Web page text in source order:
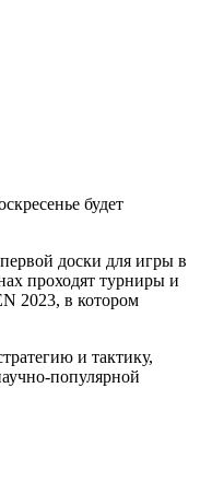
будет
доски для игры в
проходят турниры и
2023, в котором
и тактику,
популярной